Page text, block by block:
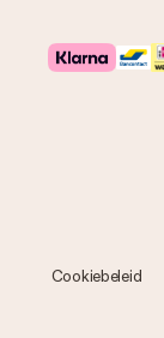
Cookiebeleid